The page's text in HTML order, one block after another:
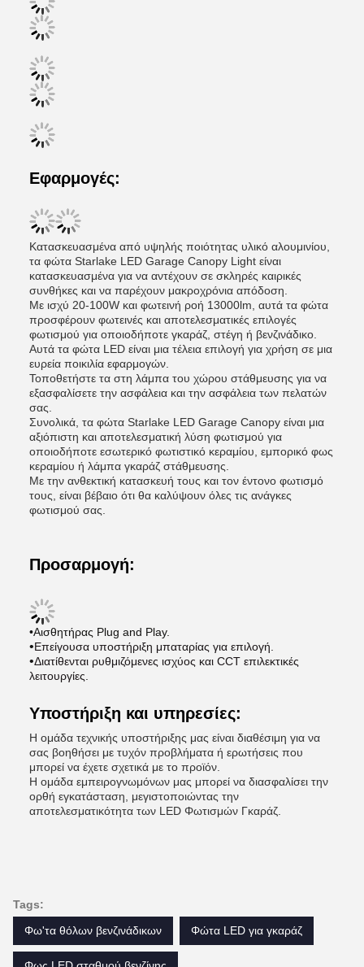
Εφαρμογές:
Κατασκευασμένα από υψηλής ποιότητας υλικό αλουμινίου,
τα φώτα Starlake LED Garage Canopy Light είναι
κατασκευασμένα για να αντέχουν σε σκληρές καιρικές
συνθήκες και να παρέχουν μακροχρόνια απόδοση.
Με ισχύ 20-100W και φωτεινή ροή 13000lm, αυτά τα φώτα
προσφέρουν φωτεινές και αποτελεσματικές επιλογές
φωτισμού για οποιοδήποτε γκαράζ, στέγη ή βενζινάδικο.
Αυτά τα φώτα LED είναι μια τέλεια επιλογή για χρήση σε μια
ευρεία ποικιλία εφαρμογών.
Τοποθετήστε τα στη λάμπα του χώρου στάθμευσης για να
εξασφαλίσετε την ασφάλεια και την ασφάλεια των πελατών
σας.
Συνολικά, τα φώτα Starlake LED Garage Canopy είναι μια
αξιόπιστη και αποτελεσματική λύση φωτισμού για
οποιοδήποτε εσωτερικό φωτιστικό κεραμίου, εμπορικό φως
κεραμίου ή λάμπα γκαράζ στάθμευσης.
Με την ανθεκτική κατασκευή τους και τον έντονο φωτισμό
τους, είναι βέβαιο ότι θα καλύψουν όλες τις ανάγκες
φωτισμού σας.
Προσαρμογή:
•Αισθητήρας Plug and Play.
•Επείγουσα υποστήριξη μπαταρίας για επιλογή.
•Διατίθενται ρυθμιζόμενες ισχύος και CCT επιλεκτικές
λειτουργίες.
Υποστήριξη και υπηρεσίες:
Η ομάδα τεχνικής υποστήριξης μας είναι διαθέσιμη για να
σας βοηθήσει με τυχόν προβλήματα ή ερωτήσεις που
μπορεί να έχετε σχετικά με το προϊόν.
Η ομάδα εμπειρογνωμόνων μας μπορεί να διασφαλίσει την
ορθή εγκατάσταση, μεγιστοποιώντας την
αποτελεσματικότητα των LED Φωτισμών Γκαράζ.
Tags:
Φω'τα θόλων βενζινάδικων
Φώτα LED για γκαράζ